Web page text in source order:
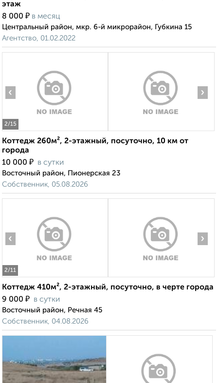
этаж
8 000 ₽ в месяц
Центральный район, мкр. 6-й микрорайон, Губкина 15
Агентство, 01.02.2022
2/15
‹ ›
Коттедж 260м², 2-этажный, посуточно, 10 км от
города
10 000 ₽ в сутки
Восточный район, Пионерская 23
Собственник, 05.08.2026
2/11
‹ ›
Коттедж 410м², 2-этажный, посуточно, в черте города
9 000 ₽ в сутки
Восточный район, Речная 45
Собственник, 04.08.2026